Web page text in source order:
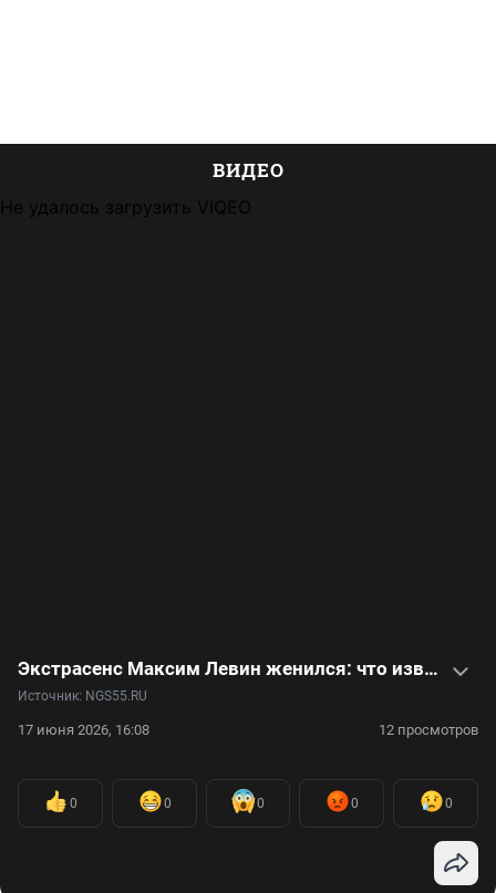
ВИДЕО
Не удалось загрузить VIQEO
Экстрасенс Максим Левин женился: что известно о нем, его криминальном прошлом и избраннице — видео
Источник: NGS55.RU
17 июня 2026, 16:08 12 просмотров
0 0 0 0 0